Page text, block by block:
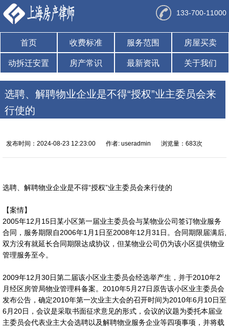
133-700-11000
首页 收费标准 服务范围 房屋买卖
动拆迁安置 房产常识 最新资讯 关于我们
选聘、解聘物业企业是不得“授权”业主委员会来
行使的
发布时间：2024-08-23 12:23:00 作者: useradmin 浏览量：683次
选聘、解聘物业企业是不得“授权”业主委员会来行使的
【案情】
2005年12月15日某小区第一届业主委员会与某物业公司签订物业服务
合同，服务期限自2006年1月1日至2008年12月31日。合同期限届满后,
双方没有就延长合同期限达成协议，但某物业公司仍为该小区提供物业
管理服务至今。
2009年12月30日第二届该小区业主委员会经选举产生，并于2010年2
月经区房管局物业管理科备案。2010年5月27日原告该小区业主委员会
发布公告，确定2010年第一次业主大会的召开时间为2010年6月10日至
6月20日，会议是采取书面征求意见的形式，会议的议题为委托本届业
主委员会代表业主大会选聘以及解聘物业服务企业等四项事项，并将载